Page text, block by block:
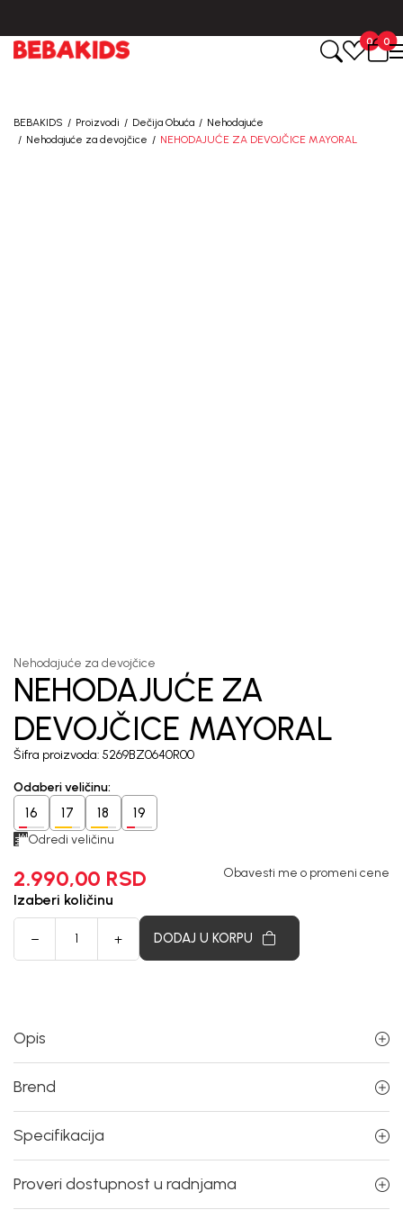
0
0
BEBAKIDS Proizvodi Dečija Obuća
Nehodajuće
Nehodajuće za devojčice
NEHODAJUĆE ZA DEVOJČICE MAYORAL
Nehodajuće za devojčice
NEHODAJUĆE ZA
DEVOJČICE MAYORAL
Šifra proizvoda: 5269BZ0640R00
Odaberi veličinu:
16 17 18 19
Odredi veličinu
2.990,00 RSD Obavesti me o promeni cene
Izaberi količinu
DODAJ U KORPU
Opis
Brend
Specifikacija
Proveri dostupnost u radnjama